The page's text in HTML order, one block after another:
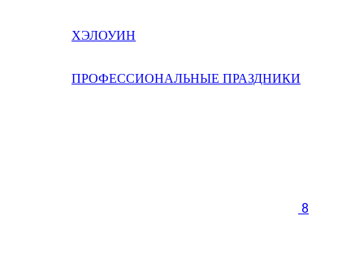
ХЭЛОУИН
ПРОФЕССИОНАЛЬНЫЕ ПРАЗДНИКИ
8